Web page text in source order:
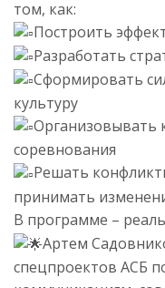
том, как:
Построить
Разработать
Сформировать
культуру
Организовывать
соревнования
Решать
принимать
В программе –
Артем
спецпроектов АСБ